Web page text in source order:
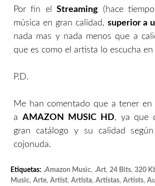
Por fín elStreaming (hace
música en gran calidad, superior a
nada mas y nada menos que a
que es como el artista lo escucha
P.D.
Me han comentado que a tener en
a AMAZON MUSIC HD, ya que
gran catálogo y su calidad
cojonuda.
Etiquetas: .amazon Music, .art, 24 Bits, 320
Music, Arte, Artist, Artista, Artistas, Artists,